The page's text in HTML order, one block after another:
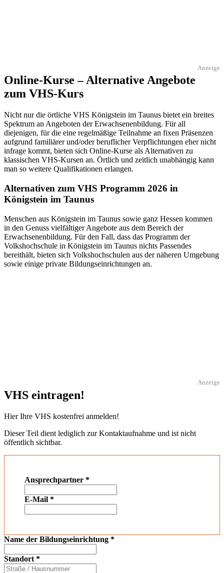
Anzeige
Online-Kurse – Alternative Angebote
zum VHS-Kurs
Nicht nur die örtliche VHS Königstein im Taunus bietet ein breites
Spektrum an Angeboten der Erwachsenenbildung. Für all
diejenigen, für die eine regelmäßige Teilnahme an fixen Präsenzen
aufgrund familiärer und/oder beruflicher Verpflichtungen eher nicht
infrage kommt, bieten sich Online-Kurse als Alternativen zu
klassischen VHS-Kursen an. Örtlich und zeitlich unabhängig kann
man so weitere Qualifikationen erlangen.
Alternativen zum VHS Programm 2026 in
Königstein im Taunus
Menschen aus Königstein im Taunus sowie ganz Hessen kommen
in den Genuss vielfältiger Angebote aus dem Bereich der
Erwachsenenbildung. Für den Fall, dass das Programm der
Volkshochschule in Königstein im Taunus nichts Passendes
bereithält, bieten sich Volkshochschulen aus der näheren Umgebung
sowie einige private Bildungseinrichtungen an.
Anzeige
VHS eintragen!
Hier Ihre VHS kostenfrei anmelden!
Dieser Teil dient lediglich zur Kontaktaufnahme und ist nicht
öffentlich sichtbar.
Ansprechpartner *
E-Mail *
Name der Bildungseinrichtung *
Standort *